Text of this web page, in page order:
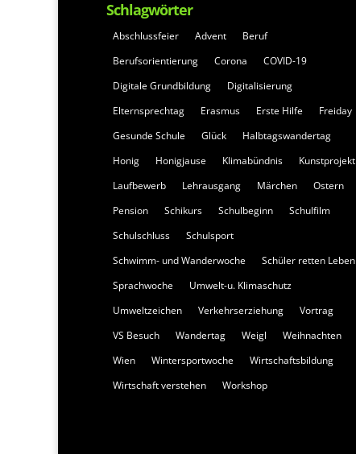
Schlagwörter
Abschlussfeier Advent
Beruf
Berufsorientierung
Corona
COVID-19
Digitale Grundbildung
Digitalisierung
Elternsprechtag
Erasmus Erste Hilfe
Freiday
Gesunde Schule
Glück
Halbtagswandertag
Honig
Honigjause Klimabündnis
Kunstprojekt
Laufbewerb
Lehrausgang Märchen
Ostern
Pension
Schikurs Schulbeginn
Schulfilm
Schulschluss
Schulsport
Schwimm- und Wanderwoche
Schüler retten Leben
Sprachwoche
Umwelt-u. Klimaschutz
Umweltzeichen
Verkehrserziehung
Vortrag
VS Besuch
Wandertag Weigl
Weihnachten
Wien
Wintersportwoche
Wirtschaftsbildung
Wirtschaft verstehen
Workshop